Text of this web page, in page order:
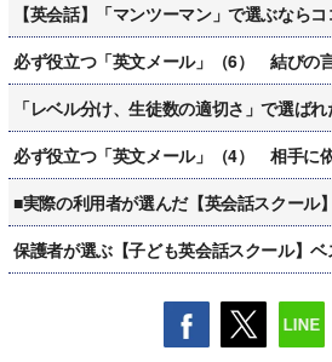
【英会話】「マンツーマン」で選ぶなら
必ず役立つ「英文メール」（6） 結びの
「レベル分け、生徒数の適切さ」で選ば
必ず役立つ「英文メール」（4） 相手に
■実際の利用者が選んだ【英会話スクール
保護者が選ぶ【子ども英会話スクール】